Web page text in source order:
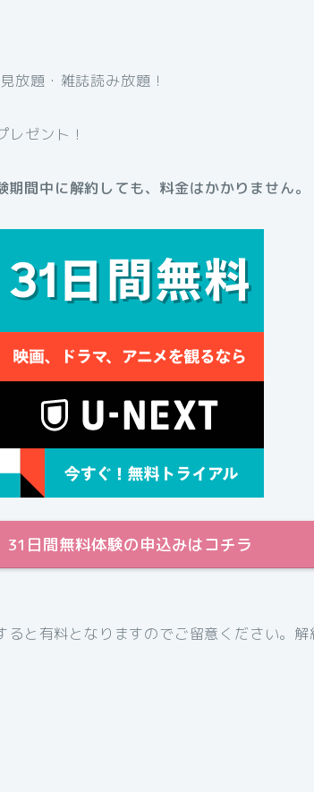
放題・雑誌読み放題！
ゼント！
期間中に解約しても、料金はかかりません。
31日間無料体験の申込みはコチラ
と有料となりますのでご留意ください。